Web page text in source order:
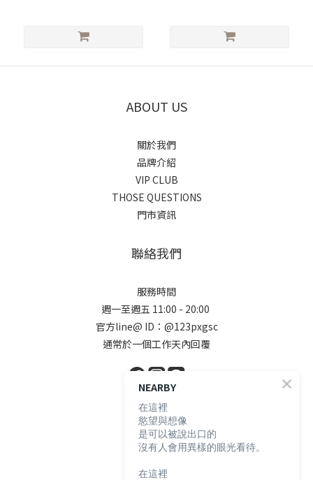
ABOUT US
關於我們
品牌介紹
VIP CLUB
THOSE QUESTIONS
門市資訊
聯絡我們
服務時間
週一至週五 11:00 - 20:00
官方line@ ID：@123pxgsc
通常於一個工作天內回覆
顧客服務
購物須知
退換貨說明
NEARBY
在這裡
慾望與想像
是可以被說出口的
沒有人會用異樣的眼光看待。
在這裡